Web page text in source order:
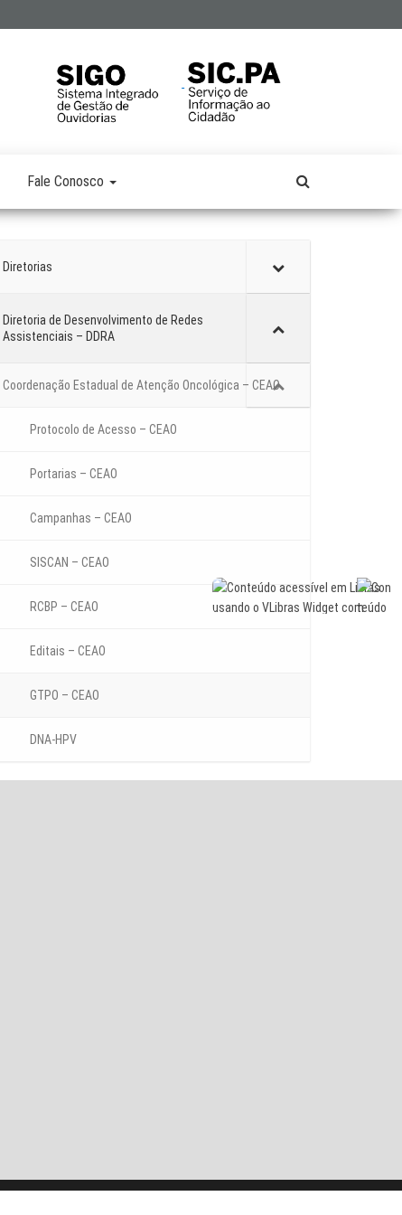
Fale Conosco
Diretorias
Diretoria de Desenvolvimento de Redes
Assistenciais – DDRA
Coordenação Estadual de Atenção Oncológica – CEAO
Protocolo de Acesso – CEAO
Portarias – CEAO
Campanhas – CEAO
SISCAN – CEAO
RCBP – CEAO
Editais – CEAO
GTPO – CEAO
DNA-HPV